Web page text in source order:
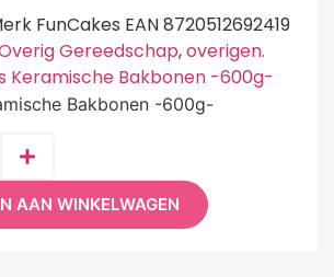
FunCakes EAN 8720512692419
Gereedschap,overigen.
Keramische Bakbonen -600g-
Bakbonen -600g-
AAN WINKELWAGEN